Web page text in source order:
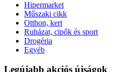
Hipermarket
Műszaki cikk
Otthon, kert
Ruházat, cipők és sport
Drogéria
Egyéb
Legújabb akciós újságok